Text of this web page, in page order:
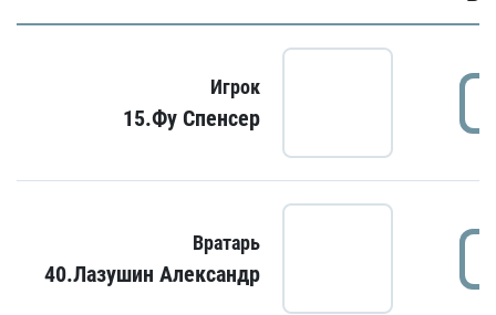
Игрок
15.Фу Спенсер
Вратарь
40.Лазушин Александр